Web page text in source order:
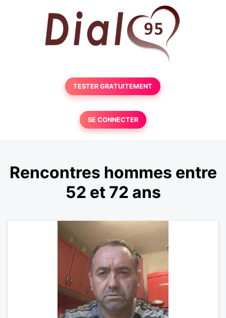
TESTER GRATUITEMENT
SE CONNECTER
Rencontres hommes entre
52 et 72 ans